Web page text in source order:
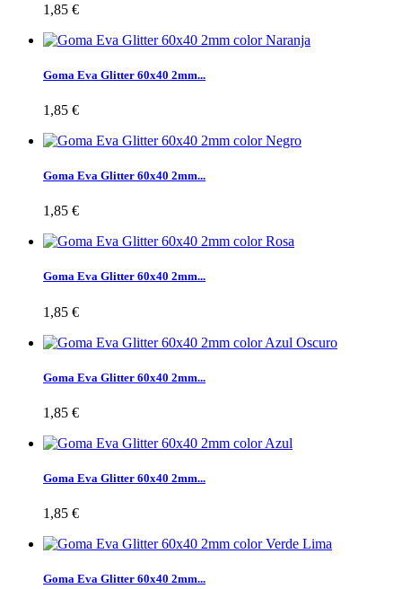
1,85 €
Goma Eva Glitter 60x40 2mm...
1,85 €
Goma Eva Glitter 60x40 2mm...
1,85 €
Goma Eva Glitter 60x40 2mm...
1,85 €
Goma Eva Glitter 60x40 2mm...
1,85 €
Goma Eva Glitter 60x40 2mm...
1,85 €
Goma Eva Glitter 60x40 2mm...